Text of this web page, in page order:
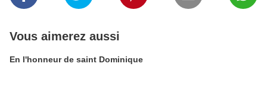
Vous aimerez aussi
En l'honneur de saint Dominique